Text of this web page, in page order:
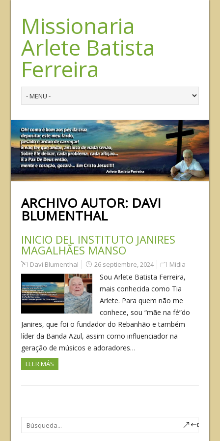
Missionaria
Arlete Batista
Ferreira
ARCHIVO AUTOR: DAVI
BLUMENTHAL
INICIO DEL INSTITUTO JANIRES
MAGALHÃES MANSO
Davi Blumenthal 26 septiembre, 2024 Midia
Sou Arlete Batista Ferreira,
mais conhecida como Tia
Arlete. Para quem não me
conhece, sou “mãe na fé”do
Janires, que foi o fundador do Rebanhão e também
líder da Banda Azul, assim como influenciador na
geração de músicos e adoradores…
LEER MÁS